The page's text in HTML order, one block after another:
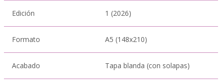
Edición 1 (2026)
Formato A5 (148x210)
Acabado Tapa blanda (con solapas)